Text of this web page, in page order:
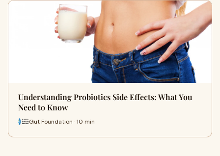
Understanding Probiotics Side Effects: What You
Need to Know
Gut Foundation · 10 min